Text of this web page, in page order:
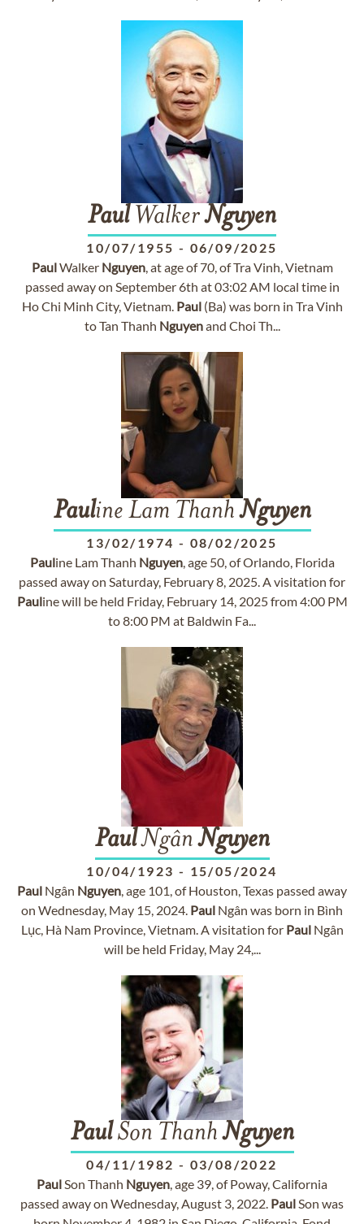
PaulWalkerNguyen
10/07/1955 - 06/09/2025
PaulWalker Nguyen, at age of 70, of Tra Vinh, Vietnam
passed away on September 6th at 03:02 AM local time in
Ho Chi Minh City, Vietnam. Paul(Ba) was born in Tra Vinh
to Tan Thanh Nguyenand Choi Th...
Pauline Lam ThanhNguyen
13/02/1974 - 08/02/2025
Pauline Lam Thanh Nguyen, age 50, of Orlando, Florida
passed away on Saturday, February 8, 2025. A visitation for
Pauline will be held Friday, February 14, 2025 from 4:00 PM
to 8:00 PM at Baldwin Fa...
PaulNgânNguyen
10/04/1923 - 15/05/2024
Paul Ngân Nguyen, age 101, of Houston, Texas passed away
on Wednesday, May 15, 2024. Paul Ngân was born in Bình
Lục, Hà Nam Province, Vietnam. A visitation for PaulNgân
will be held Friday, May 24,...
PaulSon ThanhNguyen
04/11/1982 - 03/08/2022
PaulSon Thanh Nguyen, age 39, of Poway, California
passed away on Wednesday, August 3, 2022. PaulSon was